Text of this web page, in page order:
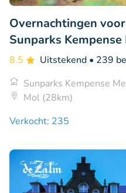
Overnachtingen
Sunparks Kempense
8.5 Uitstekend • 239
Sunparks Kempense
Mol (28km)
Verkocht: 235